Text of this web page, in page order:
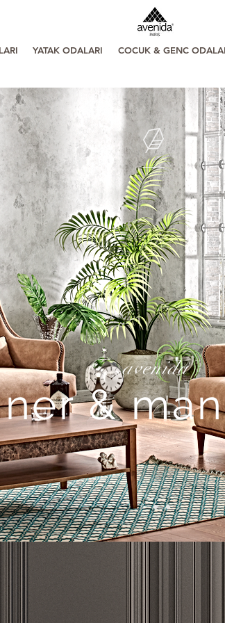
YATAK ODALARI COCUK & GENC
avenida
&